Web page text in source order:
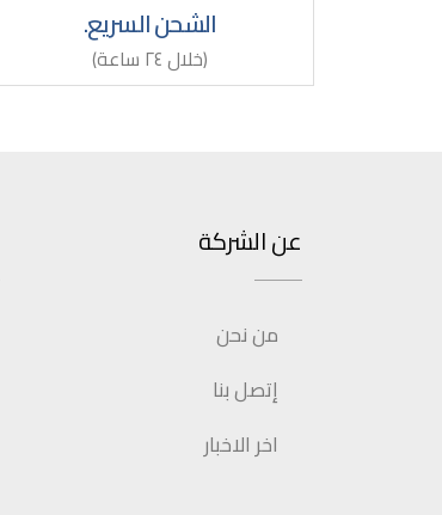
الشحن السريع.
(خلال ٢٤ ساعة)
عن الشركة
من نحن
إتصل بنا
اخر الاخبار